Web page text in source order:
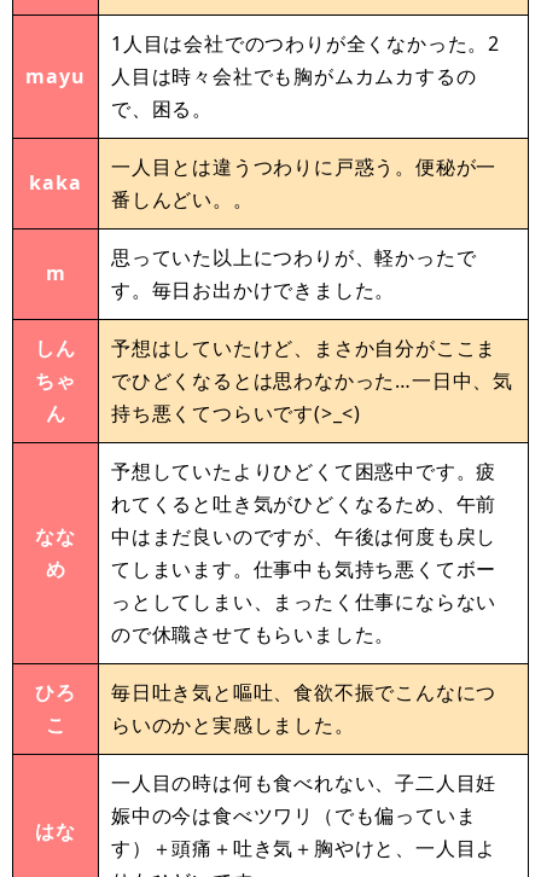
mayu
1人目は会社でのつわりが全くなかった。2
人目は時々会社でも胸がムカムカするの
で、困る。
kaka
一人目とは違うつわりに戸惑う。便秘が一
番しんどい。。
m
思っていた以上につわりが、軽かったで
す。毎日お出かけできました。
しん
ちゃ
ん
予想はしていたけど、まさか自分がここま
でひどくなるとは思わなかった…一日中、気
持ち悪くてつらいです(>_<)
なな
め
予想していたよりひどくて困惑中です。疲
れてくると吐き気がひどくなるため、午前
中はまだ良いのですが、午後は何度も戻し
てしまいます。仕事中も気持ち悪くてボー
っとしてしまい、まったく仕事にならない
ので休職させてもらいました。
ひろ
こ
毎日吐き気と嘔吐、食欲不振でこんなにつ
らいのかと実感しました。
はな
一人目の時は何も食べれない、子二人目妊
娠中の今は食べツワリ（でも偏っていま
す）＋頭痛＋吐き気＋胸やけと、一人目よ